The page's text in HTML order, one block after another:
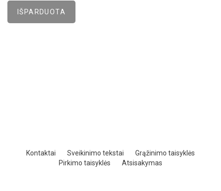
Kontaktai Sveikinimo tekstai
Grąžinimo taisyklės
Pirkimo taisyklės
Atsisakymas